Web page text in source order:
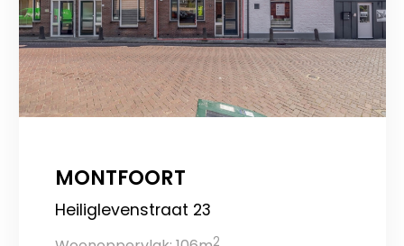
MONTFOORT
Heiliglevenstraat 23
2